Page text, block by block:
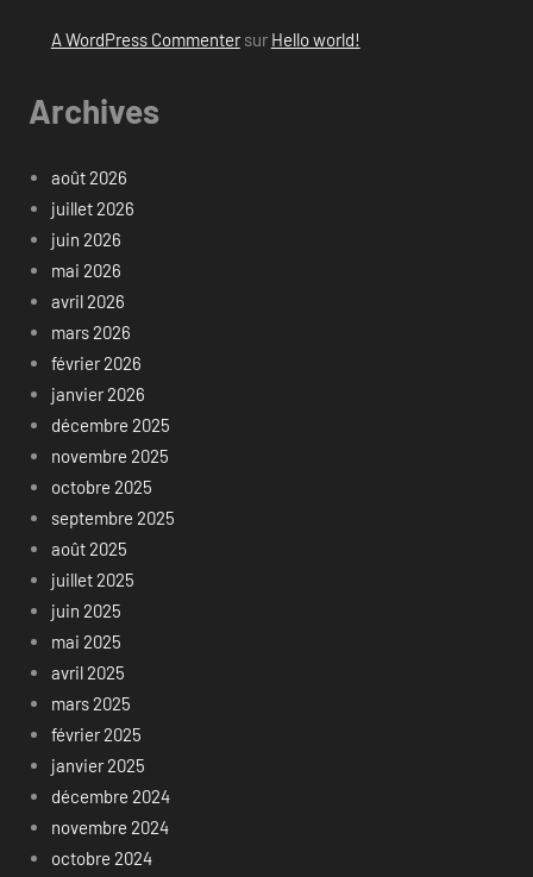
A WordPress Commentersur Hello world!
Archives
août 2026
juillet 2026
juin 2026
mai 2026
avril 2026
mars 2026
février 2026
janvier 2026
décembre 2025
novembre 2025
octobre 2025
septembre 2025
août 2025
juillet 2025
juin 2025
mai 2025
avril 2025
mars 2025
février 2025
janvier 2025
décembre 2024
novembre 2024
octobre 2024